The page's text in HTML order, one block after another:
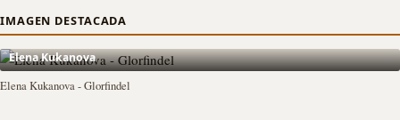
IMAGEN DESTACADA
Elena Kukanova
Elena Kukanova - Glorfindel